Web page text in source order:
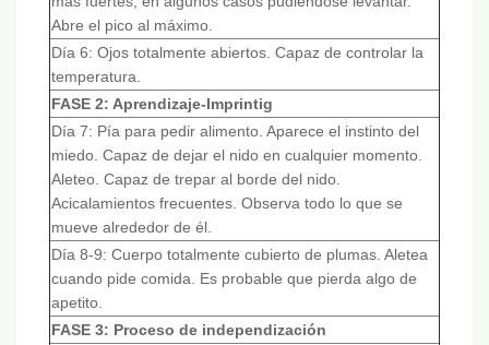
Abre el pico al máximo.
Día 6: Ojos totalmente abiertos. Capaz de controlar la
temperatura.
FASE 2: Aprendizaje-Imprintig
Día 7: Pía para pedir alimento. Aparece el instinto del
miedo. Capaz de dejar el nido en cualquier momento.
Aleteo. Capaz de trepar al borde del nido.
Acicalamientos frecuentes. Observa todo lo que se
mueve alrededor de él.
Día 8-9: Cuerpo totalmente cubierto de plumas. Aletea
cuando pide comida. Es probable que pierda algo de
apetito.
FASE 3: Proceso de independización